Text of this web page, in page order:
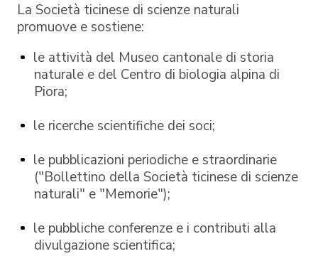
La Società ticinese di scienze naturali
promuove e sostiene:
le attività del Museo cantonale di storia
naturale e del Centro di biologia alpina di
Piora;
le ricerche scientifiche dei soci;
le pubblicazioni periodiche e straordinarie
("Bollettino della Società ticinese di scienze
naturali" e "Memorie");
le pubbliche conferenze e i contributi alla
divulgazione scientifica;